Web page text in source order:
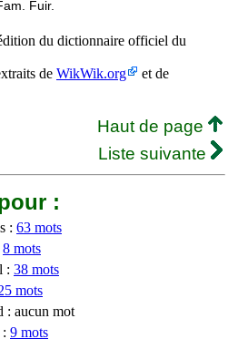
Fuir.
du dictionnaire officiel du
de WikWik.org
et de
Haut de page
Liste suivante
:
: 63 mots
8 mots
: 38 mots
mots
: aucun mot
9 mots